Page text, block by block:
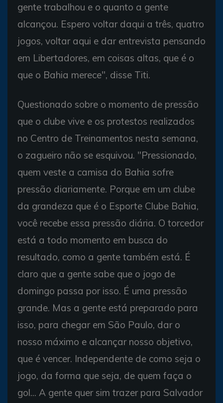
gente trabalhou e o quanto a gente
alcançou. Espero voltar daqui a três, quatro
jogos, voltar aqui e dar entrevista pensando
em Libertadores, em coisas altas, que é o
que o Bahia merece", disse Titi.
Questionado sobre o momento de pressão
que o clube vive e os protestos realizados
no Centro de Treinamentos nesta semana,
o zagueiro não se esquivou. "Pressionado,
quem veste a camisa do Bahia sofre
pressão diariamente. Porque em um clube
da grandeza que é o Esporte Clube Bahia,
você recebe essa pressão diária. O torcedor
está a todo momento em busca do
resultado, como a gente também está. É
claro que a gente sabe que o jogo de
domingo passa por isso. É uma pressão
grande. Mas a gente está preparado para
isso, para chegar em São Paulo, dar o
nosso máximo e alcançar nosso objetivo,
que é vencer. Independente de como seja o
jogo, da forma que seja, de quem faça o
gol... A gente quer sim trazer para Salvador